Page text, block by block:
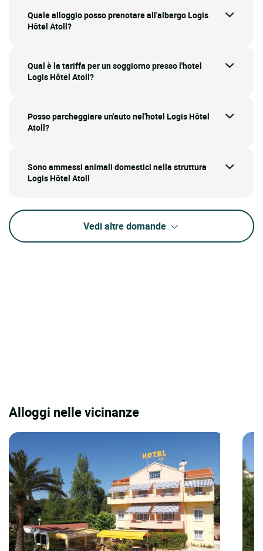
Quale alloggio posso prenotare all'albergo Logis
Hôtel Atoll?
Qual è la tariffa per un soggiorno presso l'hotel
Logis Hôtel Atoll?
Posso parcheggiare un'auto nel'hotel Logis Hôtel
Atoll?
Sono ammessi animali domestici nella struttura
Logis Hôtel Atoll
Vedi altre domande
Alloggi nelle vicinanze